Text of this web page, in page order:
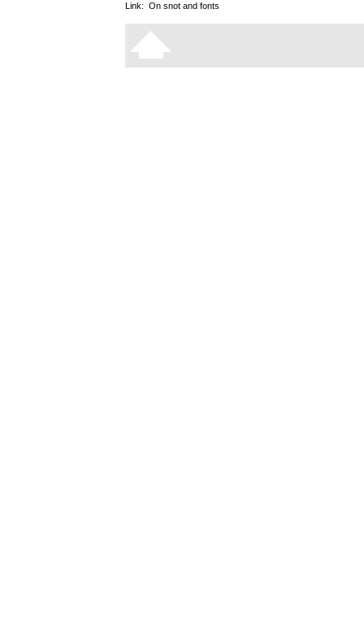
Link: On snot and fonts